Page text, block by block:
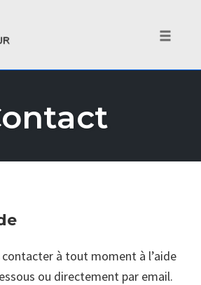
contacter à tout moment à l’aide
ou directement par email.